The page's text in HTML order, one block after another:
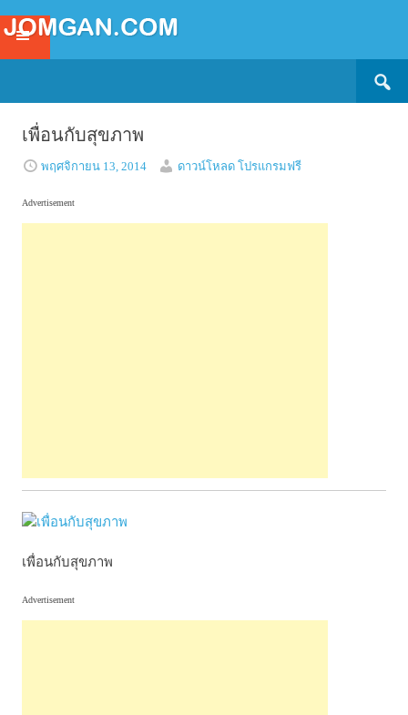
เพื่อนกับสุขภาพ
พฤศจิกายน 13, 2014 ดาวน์โหลด โปรแกรมฟรี
Advertisement
เพื่อนกับสุขภาพ
Advertisement